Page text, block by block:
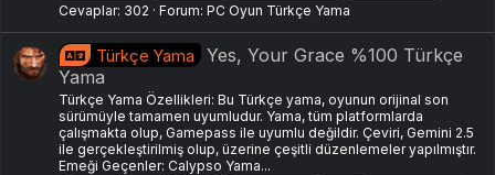
Cevaplar: 302 Forum: PC Oyun Türkçe Yama
Türkçe Yama
Yes, Your Grace %100 Türkçe
Yama
Türkçe Yama Özellikleri: Bu Türkçe yama, oyunun orijinal son
sürümüyle tamamen uyumludur. Yama, tüm platformlarda
çalışmakta olup, Gamepass ile uyumlu değildir. Çeviri, Gemini 2.5
ile gerçekleştirilmiş olup, üzerine çeşitli düzenlemeler yapılmıştır.
Emeği Geçenler: Calypso Yama...